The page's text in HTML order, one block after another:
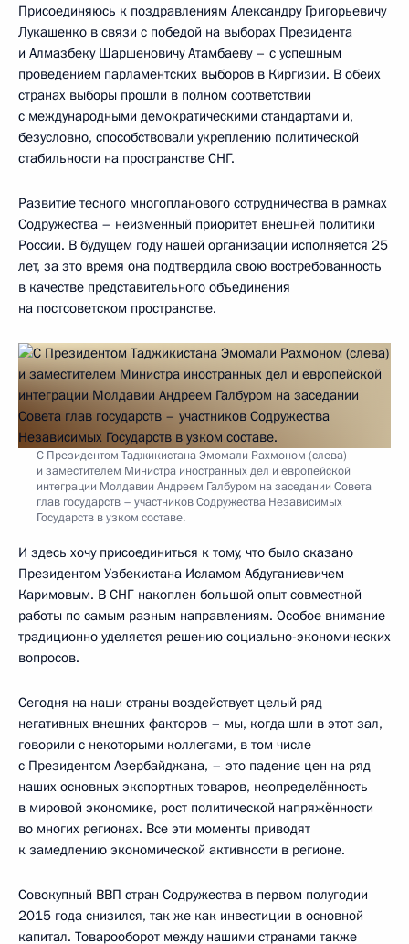
Присоединяюсь к поздравлениям Александру Григорьевичу
Лукашенко в связи с победой на выборах Президента
и Алмазбеку Шаршеновичу Атамбаеву – с успешным
проведением парламентских выборов в Киргизии. В обеих
странах выборы прошли в полном соответствии
с международными демократическими стандартами и,
безусловно, способствовали укреплению политической
стабильности на пространстве СНГ.
Развитие тесного многопланового сотрудничества в рамках
Содружества – неизменный приоритет внешней политики
России. В будущем году нашей организации исполняется 25
лет, за это время она подтвердила свою востребованность
в качестве представительного объединения
на постсоветском пространстве.
С Президентом Таджикистана Эмомали Рахмоном (слева)
и заместителем Министра иностранных дел и европейской
интеграции Молдавии Андреем Галбуром на заседании Совета
глав государств – участников Содружества Независимых
Государств в узком составе.
И здесь хочу присоединиться к тому, что было сказано
Президентом Узбекистана Исламом Абдуганиевичем
Каримовым. В СНГ накоплен большой опыт совместной
работы по самым разным направлениям. Особое внимание
традиционно уделяется решению социально-экономических
вопросов.
Сегодня на наши страны воздействует целый ряд
негативных внешних факторов – мы, когда шли в этот зал,
говорили с некоторыми коллегами, в том числе
с Президентом Азербайджана, – это падение цен на ряд
наших основных экспортных товаров, неопределённость
в мировой экономике, рост политической напряжённости
во многих регионах. Все эти моменты приводят
к замедлению экономической активности в регионе.
Совокупный ВВП стран Содружества в первом полугодии
2015 года снизился, так же как инвестиции в основной
капитал. Товарооборот между нашими странами также